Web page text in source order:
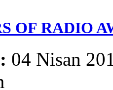
OF RADIO
04 Nisan